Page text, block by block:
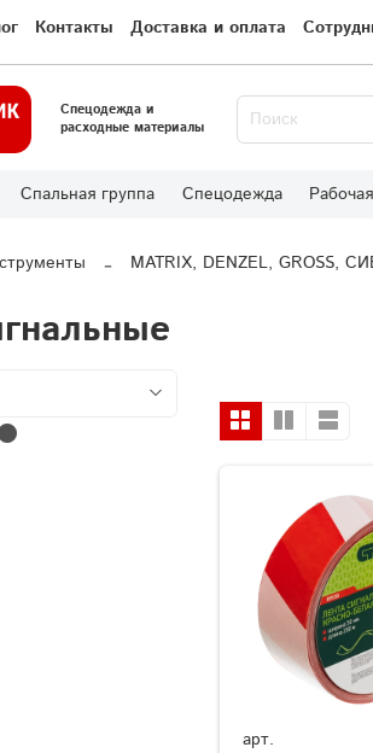
Контакты Доставка и оплата
Спецодежда и
расходные материалы
Спальная группа Спецодежда
MATRIX, DENZEL, GROSS,
арт.